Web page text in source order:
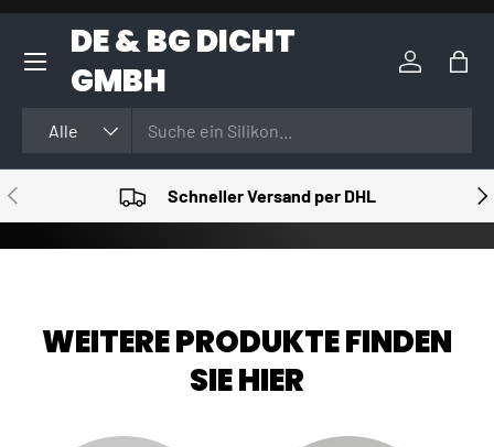
DIREKT ZUM INHALT
DE & BG DICHT
GMBH
Alle
Einloggen
VORHERIGE Schneller Versand per DHL
WEITERE PRODUKTE FINDEN
SIE HIER